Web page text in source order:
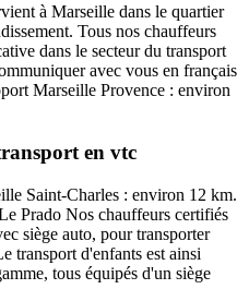
à Marseille dans le quartier
Tous nos chauffeurs
dans le secteur du transport
avec vous en français
Marseille Provence : environ
en vtc
Saint-Charles : environ 12 km.
Prado Nos chauffeurs certifiés
siège auto, pour transporter
transport d'enfants est ainsi
tous équipés d'un siège